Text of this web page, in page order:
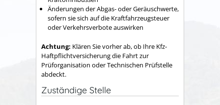
Änderungen der Abgas- oder Geräuschwerte,
sofern sie sich auf die Kraftfahrzeugsteuer
oder Verkehrsverbote auswirken
Achtung: Klären Sie vorher ab, ob Ihre Kfz-
Haftpflichtversicherung die Fahrt zur
Prüforganisation oder Technischen Prüfstelle
abdeckt.
Zuständige Stelle